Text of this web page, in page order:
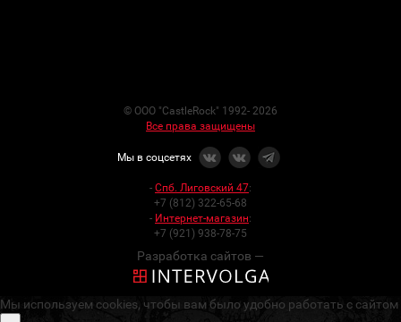
© ООО "CastleRock" 1992- 2026
Все права защищены
Мы в соцсетях
- Спб. Лиговский 47:
+7 (812) 322-65-68
- Интернет-магазин:
+7 (921) 938-78-75
Разработка сайтов —
Мы используем cookies, чтобы вам было удобно работать с сайтом